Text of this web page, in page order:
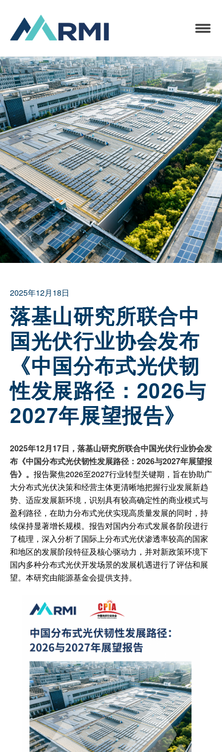
2025年12月18日
落基山研究所联合中
国光伏行业协会发布
《中国分布式光伏韧
性发展路径：2026与
2027年展望报告》
2025年12月17日，落基山研究所联合中国光伏行业协会发
布《中国分布式光伏韧性发展路径：2026与2027年展望报
告》。 报告聚焦2026至2027行业转型关键期，旨在协助广
大分布式光伏决策和经营主体更清晰地把握行业发展新趋
势、适应发展新环境，识别具有较高确定性的商业模式与
盈利路径，在助力分布式光伏实现高质量发展的同时，持
续保持显著增长规模。报告对国内分布式发展各阶段进行
了梳理，深入分析了国际上分布式光伏渗透率较高的国家
和地区的发展阶段特征及核心驱动力，并对新政策环境下
国内多种分布式光伏开发场景的发展机遇进行了评估和展
望。本研究由能源基金会提供支持。